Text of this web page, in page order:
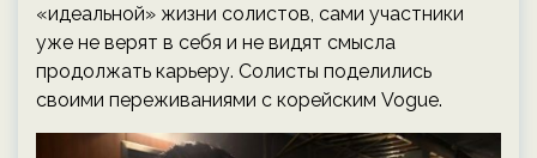
«идеальной» жизни солистов, сами участники
уже не верят в себя и не видят смысла
продолжать карьеру. Солисты поделились
своими переживаниями с корейским Vogue.